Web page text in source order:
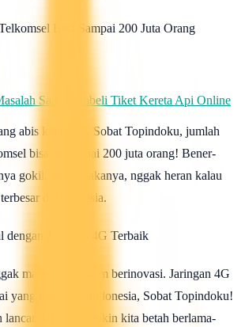
Bisa Sampai 200 Juta Orang
Saat Membeli Tiket Kereta Api Online
abis kalau tau, Sobat Topindoku, jumlah
bisa mencapai 200 juta orang! Bener-
gokil, kan? Makanya, nggak heran kalau
di Indonesia.
dengan Jaringan 4G Terbaik
main-main dalam berinovasi. Jaringan 4G
yang terbaik di Indonesia, Sobat Topindoku!
dan cepat, bikin kita betah berlama-